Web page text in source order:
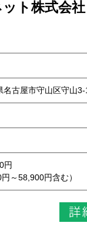
ト株式会
古屋市守山区守山3-
円
～58,900円含む）